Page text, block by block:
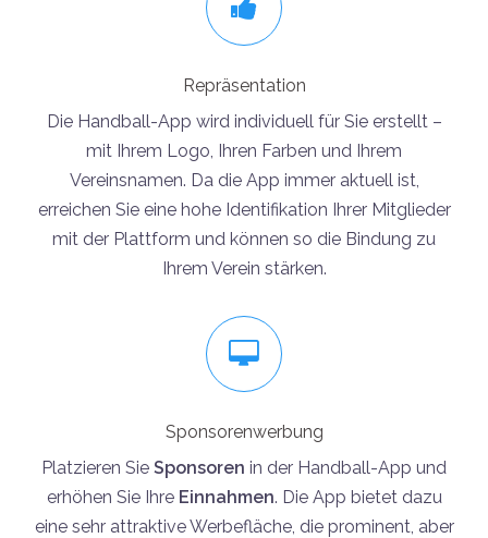
Repräsentation
Die Handball-App wird individuell für Sie erstellt –
mit Ihrem Logo, Ihren Farben und Ihrem
Vereinsnamen. Da die App immer aktuell ist,
erreichen Sie eine hohe Identifikation Ihrer Mitglieder
mit der Plattform und können so die Bindung zu
Ihrem Verein stärken.
Sponsorenwerbung
Platzieren Sie Sponsoren in der Handball-App und
erhöhen Sie IhreEinnahmen. Die App bietet dazu
eine sehr attraktive Werbefläche, die prominent, aber